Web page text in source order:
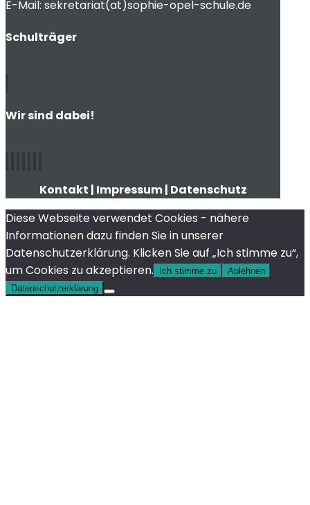
E-Mail: sekretariat(at)sophie-opel-schule.de
Schulträger
Wir sind dabei!
Kontakt | Impressum| Datenschutz
Diese Webseite verwendet Cookies - nähere
Informationen dazu finden Sie in unserer
Datenschutzerklärung. Klicken Sie auf „Ich stimme zu“,
um Cookies zu akzeptieren.
Ich stimme zu
Ablehnen
Datenschutzerklärung